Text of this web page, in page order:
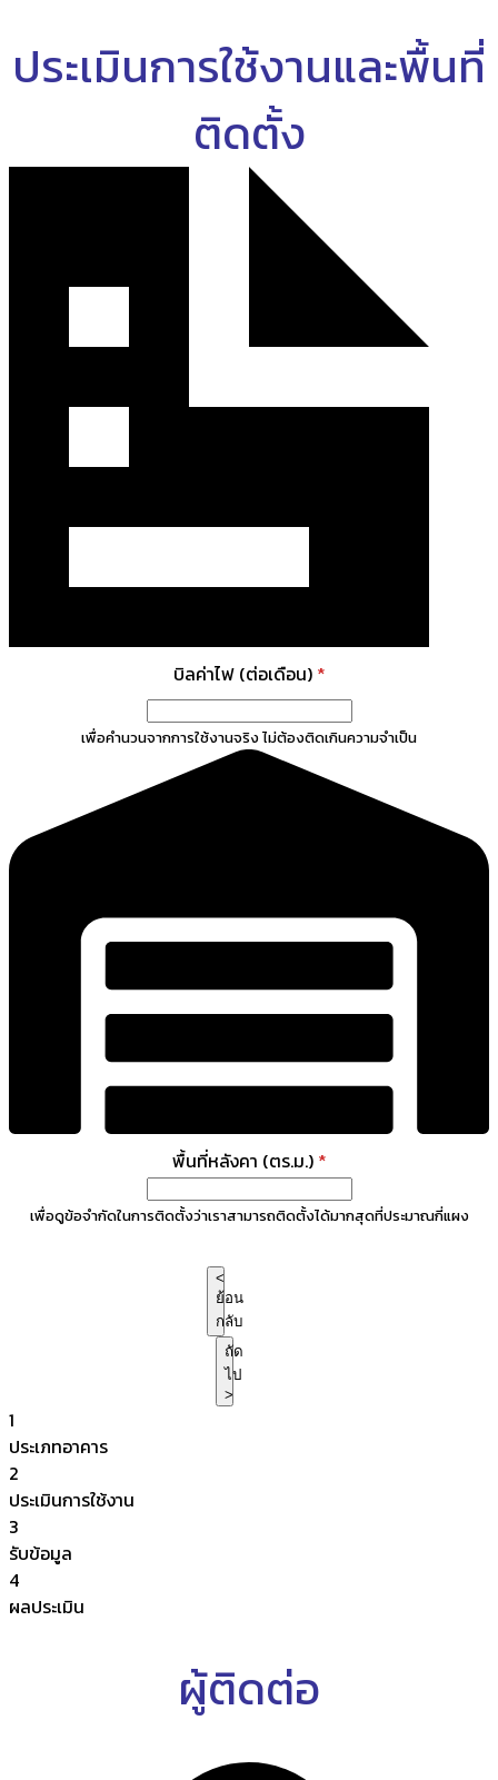
ประเมินการใช้งานและพื้นที่
ติดตั้ง
บิลค่าไฟ (ต่อเดือน) *
เพื่อคำนวนจากการใช้งานจริง ไม่ต้องติดเกินความจำเป็น
พื้นที่หลังคา (ตร.ม.) *
เพื่อดูข้อจำกัดในการติดตั้งว่าเราสามารถติดตั้งได้มากสุดที่ประมาณกี่แผง
<
ย้อน
กลับ
ถัด
ไป
>
1
ประเภทอาคาร
2
ประเมินการใช้งาน
3
รับข้อมูล
4
ผลประเมิน
ผู้ติดต่อ